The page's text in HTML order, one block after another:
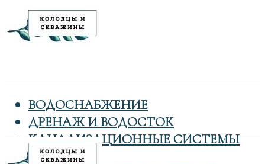
ВОДОСНАБЖЕНИЕ
ДРЕНАЖ И ВОДОСТОК
КАНАЛИЗАЦИОННЫЕ СИСТЕМЫ
КОЛОДЦЫ